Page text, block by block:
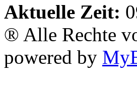
Aktuelle Zeit:
® Alle Rechte
powered by